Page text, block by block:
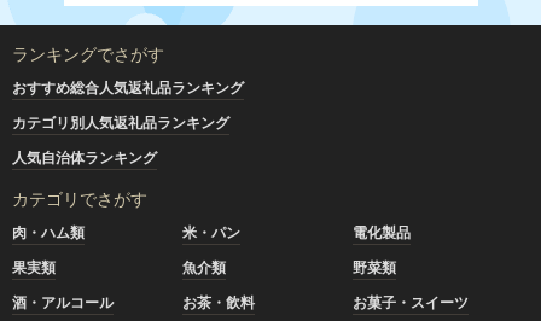
ランキングでさがす
おすすめ総合人気返礼品ランキング
カテゴリ別人気返礼品ランキング
人気自治体ランキング
カテゴリでさがす
肉・ハム類 米・パン
電化製品
果実類
魚介類
野菜類
酒・アルコール
お茶・飲料
お菓子・スイーツ